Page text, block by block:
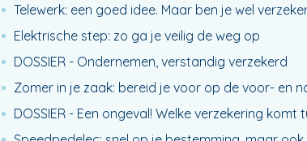
Telewerk: een goed idee. Maar ben je wel
Elektrische step: zo ga je veilig de weg op
DOSSIER - Ondernemen, verstandig verzekerd
Zomer in je zaak: bereid je voor op de voor- en
DOSSIER - Een ongeval! Welke verzekering komt